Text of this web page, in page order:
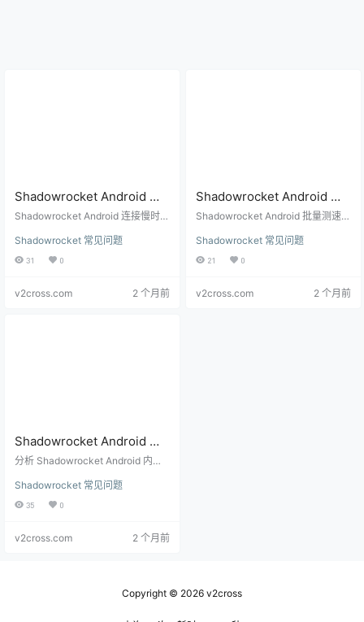
Shadowrocket Android 连
接慢怎么办？延迟高、测速
Shadowrocket Android 连接慢时，
NS、IPv6、协议、网络环境和目标
网站逐项排查。
Shadowrocket 常见问题
31 0
v2cross.com 2 个月前
Shadowrocket Android 批
量测速准吗？节点测速和真
Shadowrocket Android 批量测速使
实下载速度、网页打开速度和免费
节点筛选之间的区别。
Shadowrocket 常见问题
21 0
v2cross.com 2 个月前
Shadowrocket Android 内
置免费节点好用吗？怎么筛
分析 Shadowrocket Android 内置
批量测速、节点筛选和免费节点不
稳定时的替代方案。
Shadowrocket 常见问题
35 0
v2cross.com 2 个月前
Copyright © 2026 v2cross